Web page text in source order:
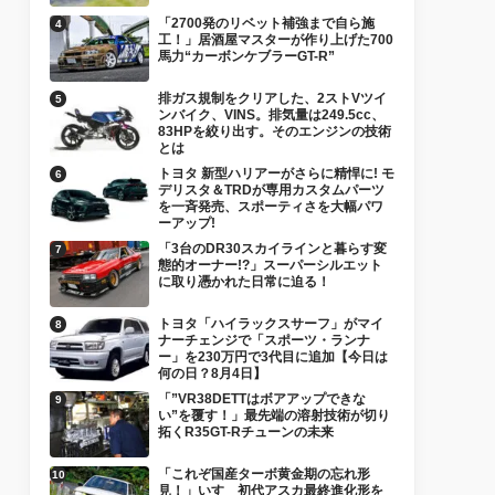
「2700発のリベット補強まで自ら施
工！」居酒屋マスターが作り上げた700
馬力“カーボンケブラーGT-R”
排ガス規制をクリアした、2ストVツイ
ンバイク、VINS。排気量は249.5cc、
83HPを絞り出す。そのエンジンの技術
とは
トヨタ 新型ハリアーがさらに精悍に! モ
デリスタ＆TRDが専用カスタムパーツ
を一斉発売、スポーティさを大幅パワ
ーアップ!
「3台のDR30スカイラインと暮らす変
態的オーナー!?」スーパーシルエット
に取り憑かれた日常に迫る！
トヨタ「ハイラックスサーフ」がマイ
ナーチェンジで「スポーツ・ランナ
ー」を230万円で3代目に追加【今日は
何の日？8月4日】
「”VR38DETTはボアアップできな
い”を覆す！」最先端の溶射技術が切り
拓くR35GT-Rチューンの未来
「これぞ国産ターボ黄金期の忘れ形
見！」いすゞ初代アスカ最終進化形を